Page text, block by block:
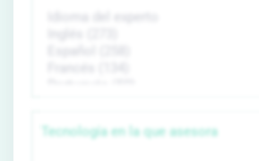
Tecnología en la que asesora